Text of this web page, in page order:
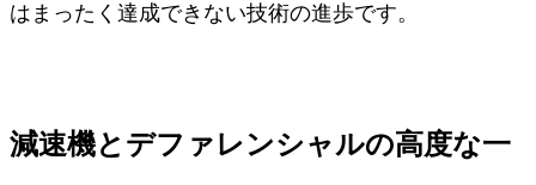
はまったく達成できない技術の進歩です。
減速機とデファレンシャルの高度な一